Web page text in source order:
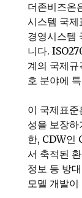
더존비즈온
시스템 국
경영시스템
니다.
계의 국제
호 분야에
이 국제표
성을 보장
한, CDW
서 축적된
정보 등 방
모델 개발